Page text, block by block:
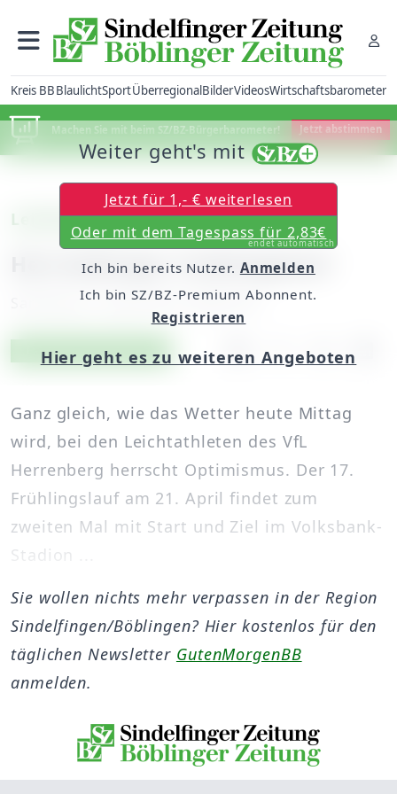
Kreis BBBlaulichtSportÜberregionalBilderVideosWirtschaftsbarometer
Machen Sie mit beim SZ/BZ-Bürgerbarometer! Jetzt abstimmen
Leichtathletik
Herrenberger Frühlingslauf
Samstag, 21. April 2012, 00:00 Uhr
Artikel vorlesen
Exklusiv für Abonnenten
Ganz gleich, wie das Wetter heute Mittag
wird, bei den Leichtathleten des VfL
Herrenberg herrscht Optimismus. Der 17.
Frühlingslauf am 21. April findet zum
zweiten Mal mit Start und Ziel im Volksbank-
Stadion ...
Weiter geht's mit
Jetzt für 1,- € weiterlesen
Oder mit dem Tagespass für 2,83€
endet automatisch
Ich bin bereits Nutzer. Anmelden
Ich bin SZ/BZ-Premium Abonnent.
Registrieren
Hier geht es zu weiteren Angeboten
Sie wollen nichts mehr verpassen in der Region
Sindelfingen/Böblingen? Hier kostenlos für den
täglichen Newsletter GutenMorgenBB
anmelden.